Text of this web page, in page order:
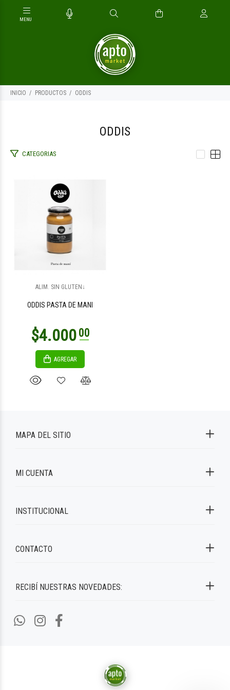
INICIO PRODUCTOS ODDIS
ODDIS
CATEGORIAS
ALIM. SIN GLUTEN↓
ODDIS PASTA DE MANI
AGREGAR
RECIBÍ NUESTRAS NOVEDADES:
MAPA DEL SITIO
MI CUENTA
INSTITUCIONAL
CONTACTO